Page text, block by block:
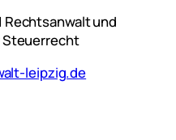
Rechtsanwalt und
Steuerrecht
leipzig.de